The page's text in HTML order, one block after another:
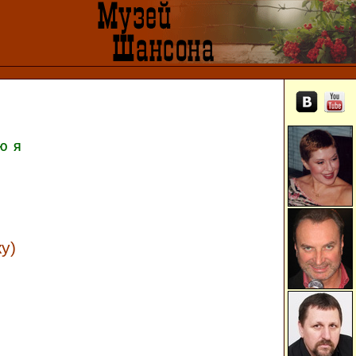
Я